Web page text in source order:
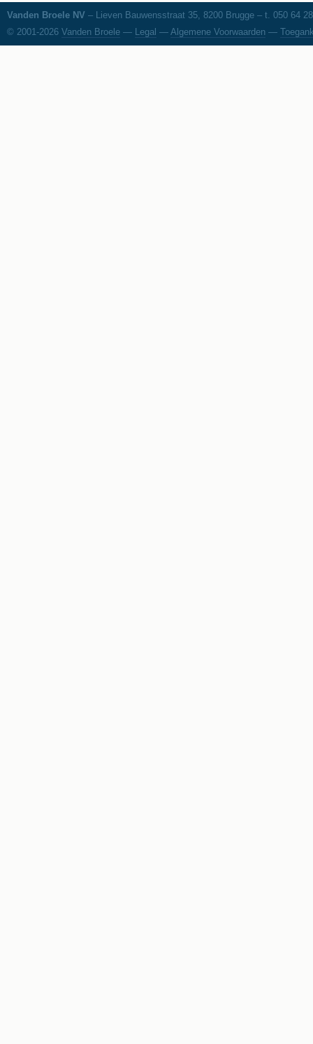
Vanden Broele NV – Lieven Bauwensstraat 35, 8200 Brugge – t. 050 64
© 2001-2026 Vanden Broele — Legal — Algemene Voorwaarden —